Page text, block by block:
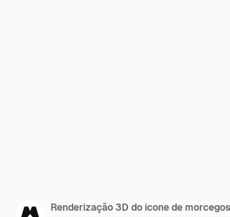
Renderização 3D do ícone de